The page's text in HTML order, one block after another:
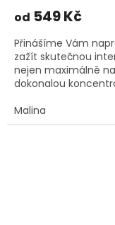
je
z
5
hvězdiček.
od 549 Kč
Přinášíme Vám
zažít skutečnou
nejen maximálně
dokonalou
Malina